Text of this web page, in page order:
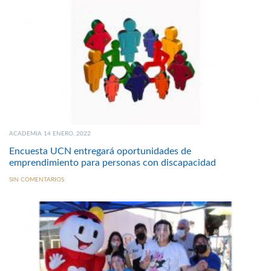
ACADEMIA 14 ENERO, 2022
Encuesta UCN entregará oportunidades de
emprendimiento para personas con discapacidad
SIN COMENTARIOS